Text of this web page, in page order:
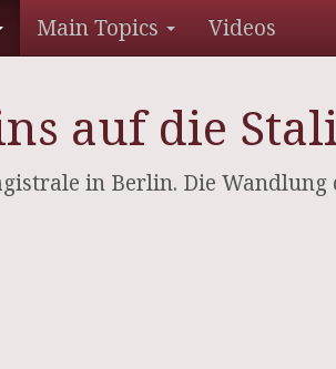
Main Topics Videos
auf die
in Berlin. Die